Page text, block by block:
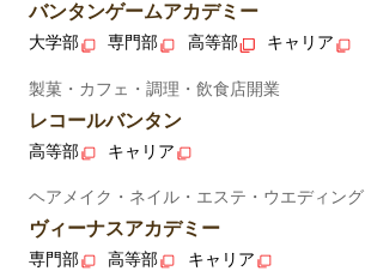
バンタンゲームアカデミー
大学部 専門部 高等部 キャリア
製菓・カフェ・調理・飲食店開業
レコールバンタン
高等部 キャリア
ヘアメイク・ネイル・エステ・ウエディング
ヴィーナスアカデミー
専門部 高等部 キャリア